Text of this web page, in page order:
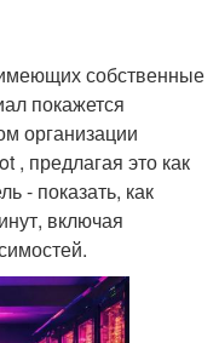
собственные
покажется
организации
, предлагая это как
- показать, как
включая